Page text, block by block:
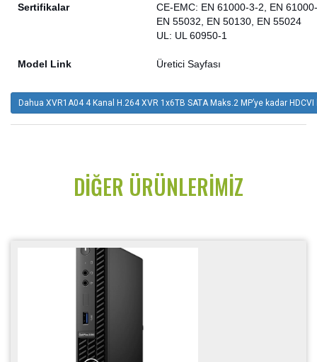
Sertifikalar
CE-EMC: EN 61000-3-2, EN
EN 55032, EN 50130, EN 55024
UL: UL 60950-1
Model Link Üretici Sayfası
Dahua XVR1A04 4 Kanal H.264 XVR 1x6TB SATA Maks.2 MP’ye kadar
DIĞER ÜRÜNLERIMIZ